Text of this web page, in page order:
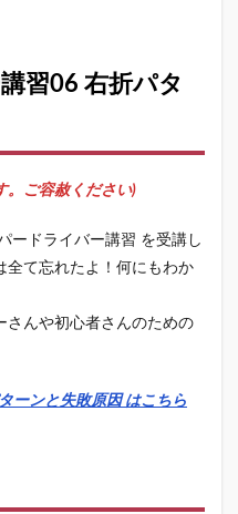
習06 右折パタ
。ご容赦ください)
ードライバー講習 を受講し
全て忘れたよ！何にもわか
さんや初心者さんのための
ーンと失敗原因 はこちら